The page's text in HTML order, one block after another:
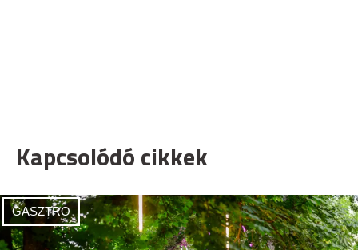
Kapcsolódó cikkek
GASZTRO